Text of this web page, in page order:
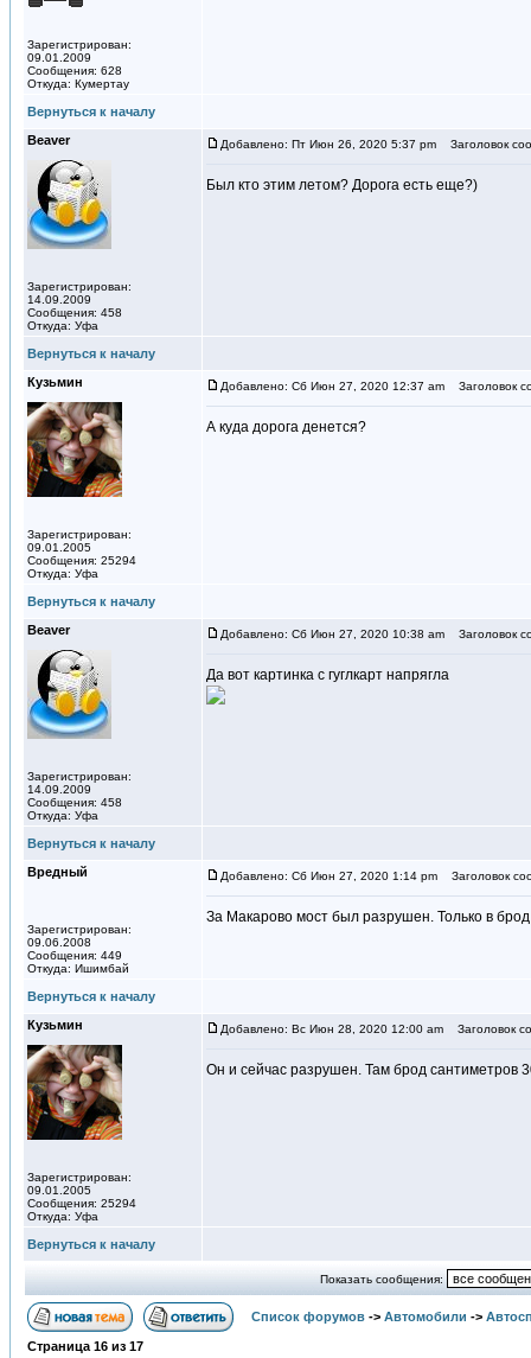
Зарегистрирован:
09.01.2009
Сообщения: 628
Откуда: Кумертау
Вернуться к началу
Beaver
Зарегистрирован:
14.09.2009
Сообщения: 458
Откуда: Уфа
Добавлено: Пт Июн 26, 2020 5:37 pm Заголовок
Был кто этим летом? Дорога есть еще?)
Вернуться к началу
Кузьмин
Зарегистрирован:
09.01.2005
Сообщения: 25294
Откуда: Уфа
Добавлено: Сб Июн 27, 2020 12:37 am Заголовок
А куда дорога денется?
Вернуться к началу
Beaver
Зарегистрирован:
14.09.2009
Сообщения: 458
Откуда: Уфа
Добавлено: Сб Июн 27, 2020 10:38 am Заголовок
Да вот картинка с гуглкарт напрягла
Вернуться к началу
Вредный
Зарегистрирован:
09.06.2008
Сообщения: 449
Откуда: Ишимбай
Добавлено: Сб Июн 27, 2020 1:14 pm Заголовок
За Макарово мост был разрушен. Только в
Вернуться к началу
Кузьмин
Зарегистрирован:
09.01.2005
Сообщения: 25294
Откуда: Уфа
Добавлено: Вс Июн 28, 2020 12:00 am Заголовок
Он и сейчас разрушен. Там брод сантиметров
Вернуться к началу
Показать сообщения:
Список форумов -> Автомобили ->
Страница 16 из 17